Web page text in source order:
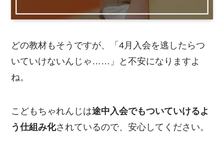
どの教材もそうですが、「4月入会を逃したらつ
いていけないんじゃ……」と不安になりますよ
ね。
こどもちゃれんじは途中入会でもついていけるよ
う仕組み化されているので、安心してください。